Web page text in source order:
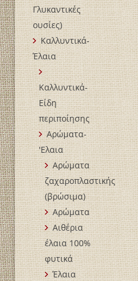
Γλυκαντικές
ουσίες)
Καλλυντικά-
Έλαια
Καλλυντικά-
Είδη
περιποίησης
Αρώματα-
'Ελαια
Αρώματα
ζαχαροπλαστικής
(βρώσιμα)
Αρώματα
Αιθέρια
έλαια 100%
φυτικά
Έλαια